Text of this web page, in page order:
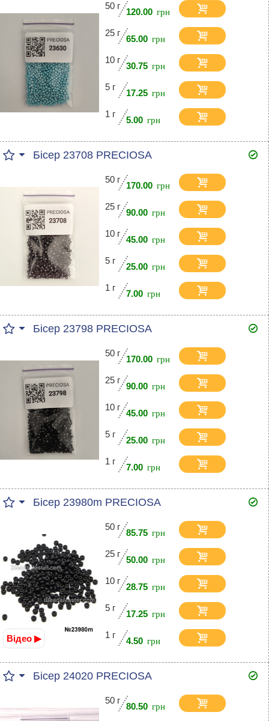
50 г
120.00
25 г
65.00
10 г
30.75
5 г
17.25
1 г
5.00
Бісер 23708 PRECIOSA
50 г
170.00
25 г
90.00
10 г
45.00
5 г
25.00
1 г
7.00
Бісер 23798 PRECIOSA
50 г
170.00
25 г
90.00
10 г
45.00
5 г
25.00
1 г
7.00
Бісер 23980m PRECIOSA
Відео ▶
50 г
85.75
25 г
50.00
10 г
28.75
5 г
17.25
1 г
4.50
Бісер 24020 PRECIOSA
50 г
80.50